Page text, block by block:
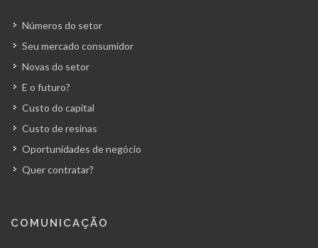
Números do setor
Seu mercado consumidor
Novas do setor
E o futuro?
Custo do capital
Custo de resinas
Oportunidades de negócio
Quer contratar?
COMUNICAÇÃO